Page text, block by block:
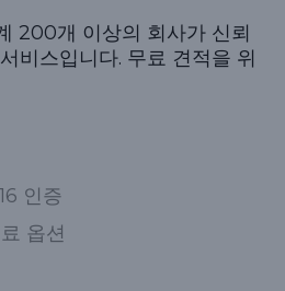
200개 이상의 회사가 신뢰
비스입니다. 무료 견적을 위
인증
옵션